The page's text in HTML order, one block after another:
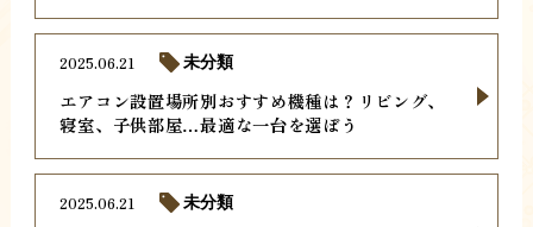
エアコン設置場所別おすすめ機種は？リビング、
寝室、子供部屋…最適な一台を選ぼう
2025.06.21 未分類
2025.06.21 未分類